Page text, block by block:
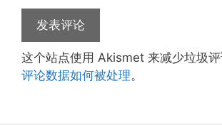
这个站点使用 Akismet 来减少垃圾评
评论数据如何被处理。